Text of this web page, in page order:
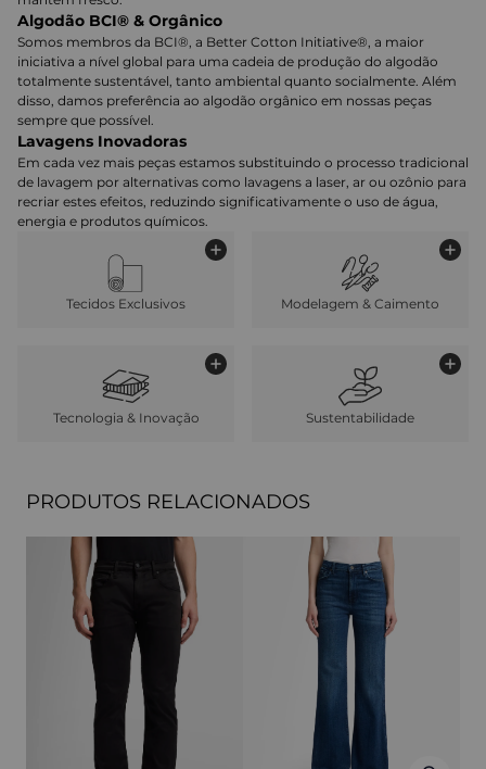
Algodão BCI® & Orgânico
Somos membros da BCI®, a Better Cotton Initiative®, a maior
iniciativa a nível global para uma cadeia de produção do algodão
totalmente sustentável, tanto ambiental quanto socialmente. Além
disso, damos preferência ao algodão orgânico em nossas peças
sempre que possível.
Lavagens Inovadoras
Em cada vez mais peças estamos substituindo o processo tradicional
de lavagem por alternativas como lavagens a laser, ar ou ozônio para
recriar estes efeitos, reduzindo significativamente o uso de água,
energia e produtos químicos.
Tecidos Exclusivos Modelagem & Caimento
Tecnologia & Inovação Sustentabilidade
PRODUTOS RELACIONADOS